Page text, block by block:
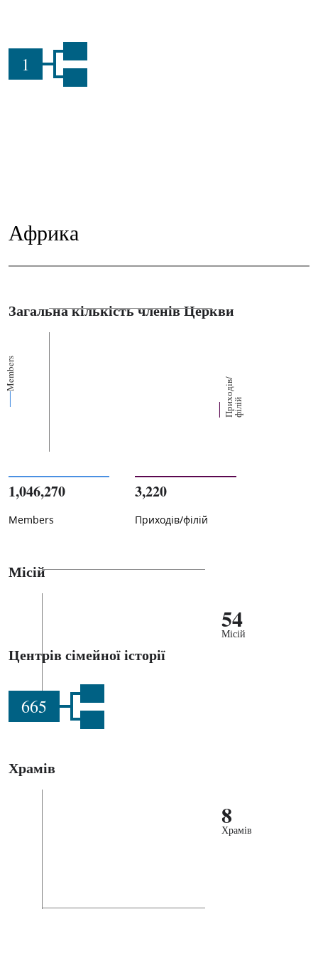
1
Африка
Загальна кількість членів Церкви
Members
П
р
их
о
д
і
в
/
ф
і
л
ій
1,046,270
Members
3,220
Приходів/філій
Місій
54
Місій
Центрів сімейної історії
665
Храмів
8
Храмів